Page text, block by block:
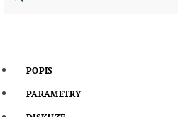
POPIS
PARAMETRY